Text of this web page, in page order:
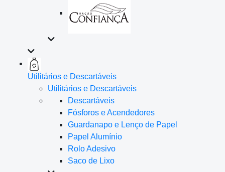
Utilitários e Descartáveis
Utilitários e Descartáveis
Descartáveis
Fósforos e Acendedores
Guardanapo e Lenço de Papel
Papel Alumínio
Rolo Adesivo
Saco de Lixo